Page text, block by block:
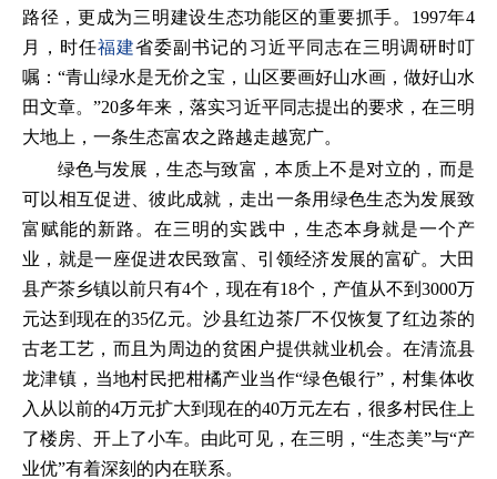
路径，更成为三明建设生态功能区的重要抓手。1997年4
月，时任福建省委副书记的习近平同志在三明调研时叮
嘱：“青山绿水是无价之宝，山区要画好山水画，做好山水
田文章。”20多年来，落实习近平同志提出的要求，在三明
大地上，一条生态富农之路越走越宽广。
绿色与发展，生态与致富，本质上不是对立的，而是
可以相互促进、彼此成就，走出一条用绿色生态为发展致
富赋能的新路。在三明的实践中，生态本身就是一个产
业，就是一座促进农民致富、引领经济发展的富矿。大田
县产茶乡镇以前只有4个，现在有18个，产值从不到3000万
元达到现在的35亿元。沙县红边茶厂不仅恢复了红边茶的
古老工艺，而且为周边的贫困户提供就业机会。在清流县
龙津镇，当地村民把柑橘产业当作“绿色银行”，村集体收
入从以前的4万元扩大到现在的40万元左右，很多村民住上
了楼房、开上了小车。由此可见，在三明，“生态美”与“产
业优”有着深刻的内在联系。